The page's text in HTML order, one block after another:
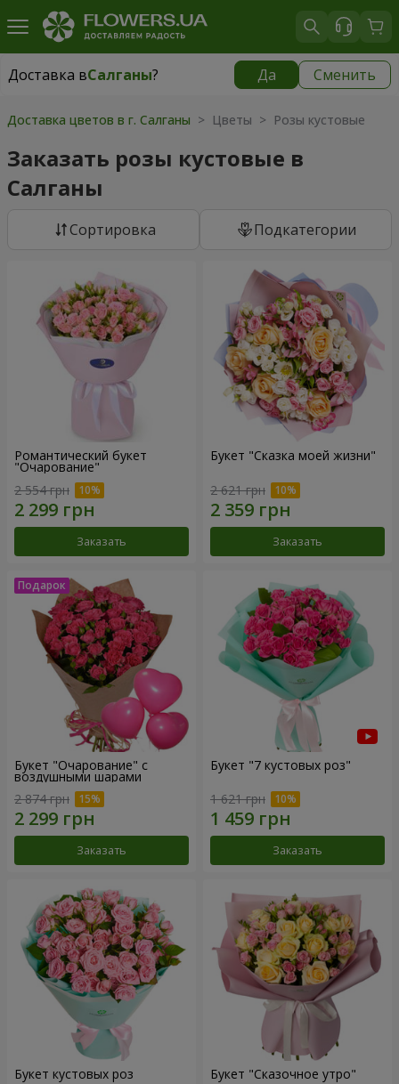
Доставка вСалганы? Да Сменить
Доставка вСалганы|
Доставка цветов в г. Салганы > Цветы > Розы кустовые
Заказать розы кустовые в
Салганы
Cортировка Подкатегории
Романтический букет
"Очарование"
2 554 грн
Заказать
Букет "Сказка моей жизни"
2 621 грн
Заказать
Букет "Очарование" с
воздушными шарами
2 874 грн
Заказать
Букет "7 кустовых роз"
1 621 грн
Заказать
Букет кустовых роз Букет "Сказочное утро"